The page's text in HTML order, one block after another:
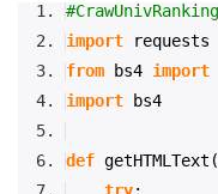
import
requests
from
bs4 import
import
bs4
def